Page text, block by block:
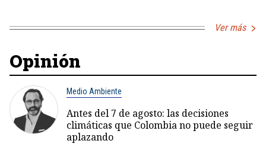
Ver más
Opinión
Medio Ambiente
Antes del 7 de agosto: las decisiones
climáticas que Colombia no puede seguir
aplazando